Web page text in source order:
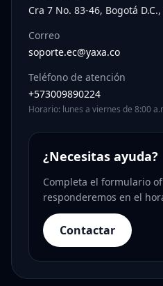
Cra 7 No. 83-46, Bogotá
Correo
soporte.ec@yaxa.co
Teléfono de atención
+573009890224
Horario: lunes a viernes de 8:00
¿Necesitas ayuda?
Completa el formulario
responderemos en el
Contactar